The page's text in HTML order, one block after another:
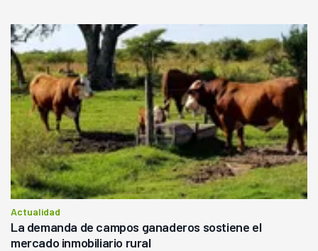
Actualidad
La demanda de campos ganaderos sostiene el
mercado inmobiliario rural